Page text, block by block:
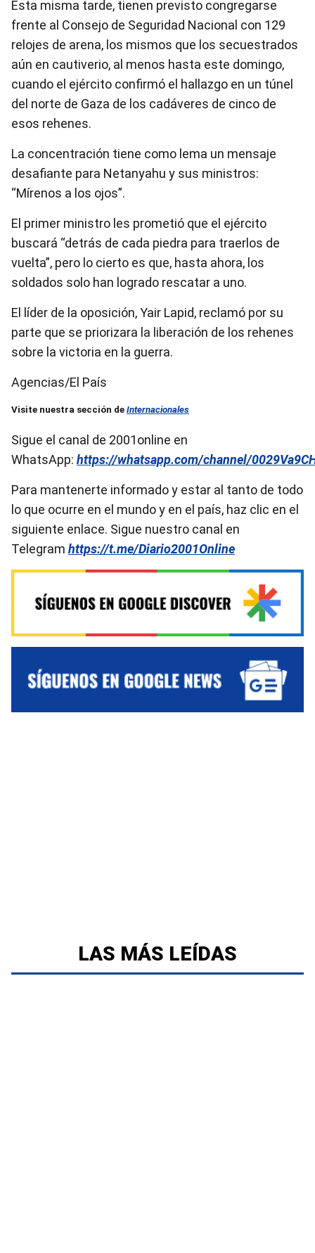
Esta misma tarde, tienen previsto congregarse
frente al Consejo de Seguridad Nacional con 129
relojes de arena, los mismos que los secuestrados
aún en cautiverio, al menos hasta este domingo,
cuando el ejército confirmó el hallazgo en un túnel
del norte de Gaza de los cadáveres de cinco de
esos rehenes.
La concentración tiene como lema un mensaje
desafiante para Netanyahu y sus ministros:
“Mírenos a los ojos”.
El primer ministro les prometió que el ejército
buscará “detrás de cada piedra para traerlos de
vuelta”, pero lo cierto es que, hasta ahora, los
soldados solo han logrado rescatar a uno.
El líder de la oposición, Yair Lapid, reclamó por su
parte que se priorizara la liberación de los rehenes
sobre la victoria en la guerra.
Agencias/El País
Visite nuestra sección de Internacionales
Sigue el canal de 2001online en
WhatsApp: https://whatsapp.com/channel/
Para mantenerte informado y estar al tanto de todo
lo que ocurre en el mundo y en el país, haz clic en el
siguiente enlace. Sigue nuestro canal en
Telegram https://t.me/Diario2001Online
LAS MÁS LEÍDAS